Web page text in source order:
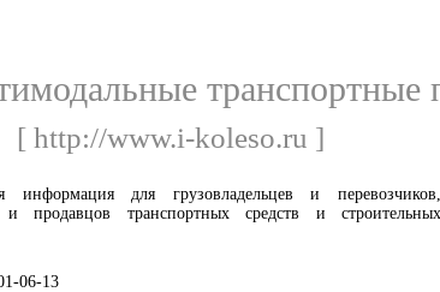
транспортные
[ http://www.i-koleso.ru ]
информация для грузовладельцев и перевозчиков,
и продавцов транспортных средств и строительных
06-13